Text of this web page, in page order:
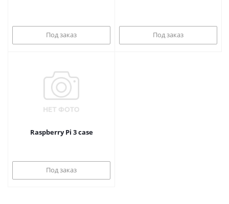
Под заказ Под заказ
Raspberry Pi 3 case
Под заказ